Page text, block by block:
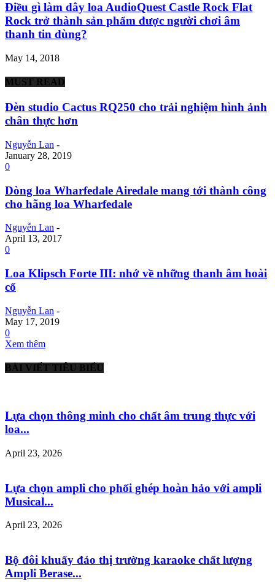
Điều gì làm dây loa AudioQuest Castle Rock Flat
Rock trở thành sản phẩm được người chơi âm
thanh tin dùng?
May 14, 2018
MUST READ
Đèn studio Cactus RQ250 cho trải nghiệm hình ảnh
chân thực hơn
Nguyễn Lan -
January 28, 2019
0
Dòng loa Wharfedale Airedale mang tới thành công
cho hãng loa Wharfedale
Nguyễn Lan -
April 13, 2017
0
Loa Klipsch Forte III: nhớ về những thanh âm hoài
cổ
Nguyễn Lan -
May 17, 2019
0
Xem thêm
BÀI VIẾT TIÊU BIỂU
Lựa chọn thông minh cho chất âm trung thực với
loa...
April 23, 2026
Lựa chọn ampli cho phối ghép hoàn hảo với ampli
Musical...
April 23, 2026
Bộ đôi khuấy đảo thị trường karaoke chất lượng
Ampli Berase...